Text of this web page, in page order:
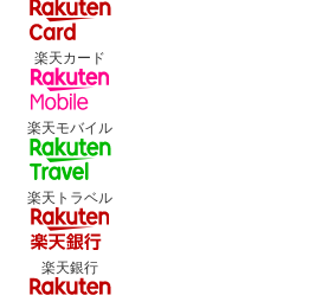
楽天カード
楽天モバイル
楽天トラベル
楽天銀行